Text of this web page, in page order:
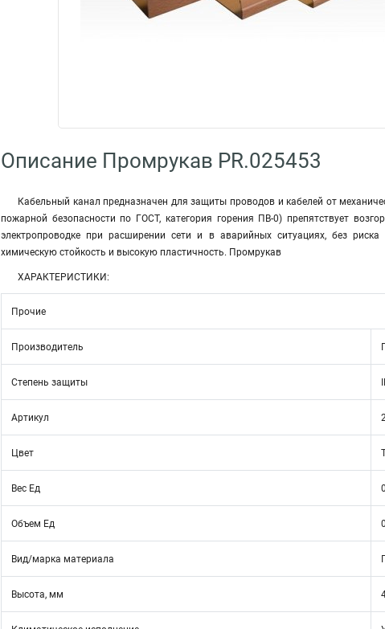
Описание Промрукав PR.025453
Кабельный канал предназначен для защиты проводов и кабелей от
пожарной безопасности по ГОСТ, категория горения ПВ-0) препятствует
электропроводке при расширении сети и в аварийных ситуациях, без
химическую стойкость и высокую пластичность. Промрукав
ХАРАКТЕРИСТИКИ:
Прочие
Производитель
Степень защиты
Артикул
Цвет
Вес Ед
Объем Ед
Вид/марка материала
Высота, мм